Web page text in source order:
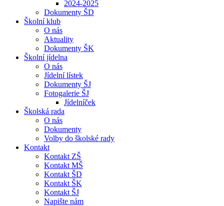
2024-2025
Dokumenty ŠD
Školní klub
O nás
Aktuality
Dokumenty ŠK
Školní jídelna
O nás
Jídelní lístek
Dokumenty ŠJ
Fotogalerie ŠJ
Jídelníček
Školská rada
O nás
Dokumenty
Volby do školské rady
Kontakt
Kontakt ZŠ
Kontakt MŠ
Kontakt ŠD
Kontakt ŠK
Kontakt ŠJ
Napište nám